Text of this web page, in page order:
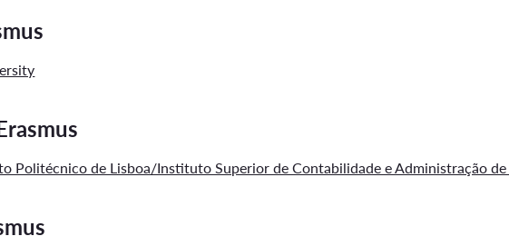
Politécnico de Lisboa/Instituto Superior de Contabilidade e Administração de